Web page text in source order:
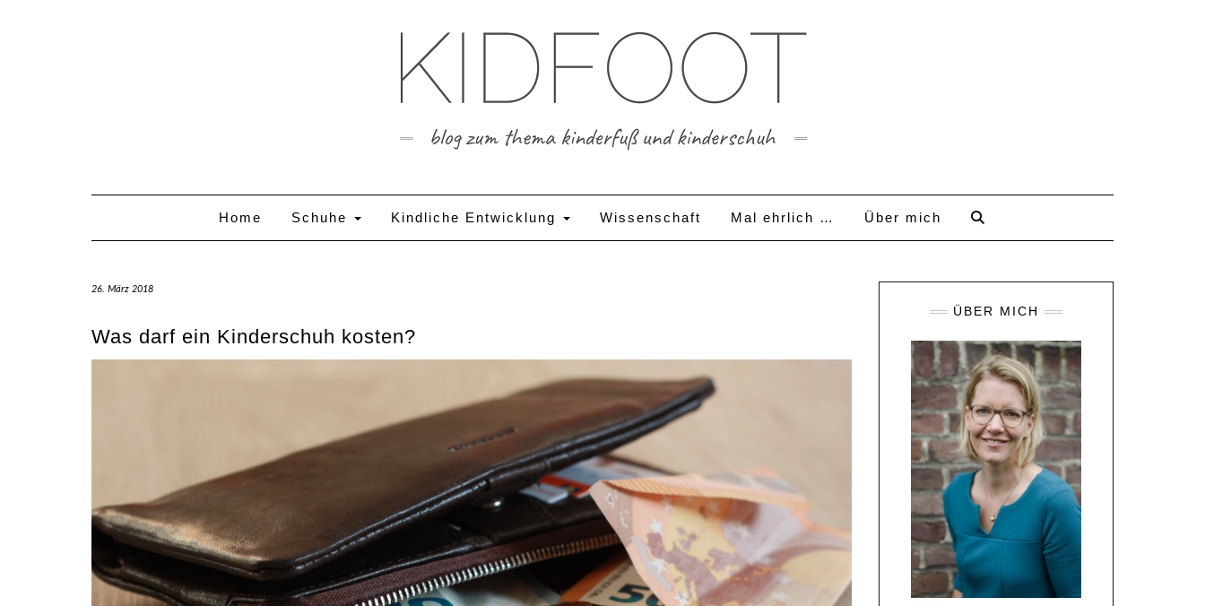
Home Schuhe Kindliche Entwicklung Wissenschaft Mal ehrlich … Über mich
26. März 2018
Was darf ein Kinderschuh kosten?
ÜBER MICH